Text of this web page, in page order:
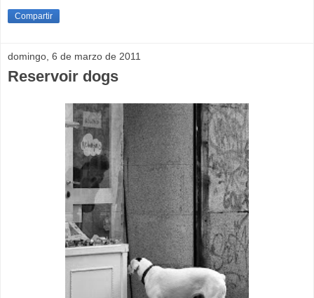
Compartir
domingo, 6 de marzo de 2011
Reservoir dogs